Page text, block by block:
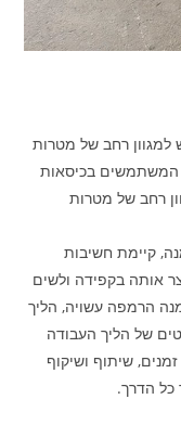
רחב של מטרות
המשתמשים בכיסאות
רחב של מטרות
קיימת חשיבות
אותה בקפידה ולשים
הרמפה עשויה, הליך
של הליך העבודה
שיתוף ושיקוף
כל הדרך.